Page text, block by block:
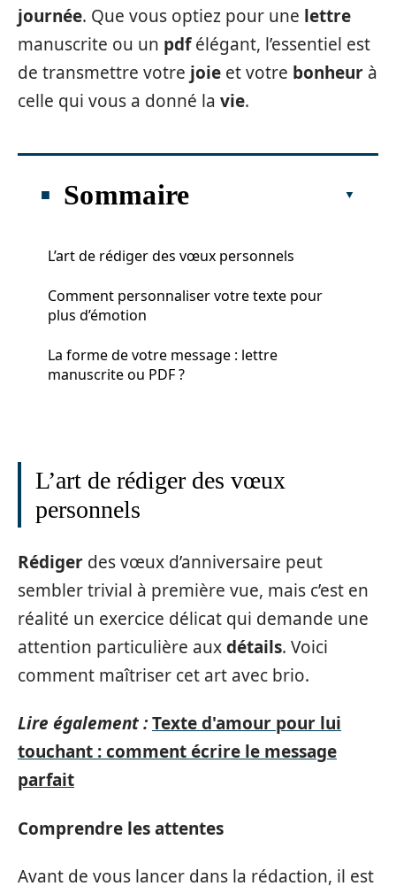
journée. Que vous optiez pour une lettre
manuscrite ou un pdfélégant, l’essentiel est
de transmettre votre joie et votre bonheur à
celle qui vous a donné la vie.
Sommaire
L’art de rédiger des vœux personnels
Comment personnaliser votre texte pour
plus d’émotion
La forme de votre message : lettre
manuscrite ou PDF ?
L’art de rédiger des vœux
personnels
Rédiger des vœux d’anniversaire peut
sembler trivial à première vue, mais c’est en
réalité un exercice délicat qui demande une
attention particulière auxdétails. Voici
comment maîtriser cet art avec brio.
Lire également :Texte d'amour pour lui
touchant : comment écrire le message
parfait
Comprendre les attentes
Avant de vous lancer dans la rédaction, il est